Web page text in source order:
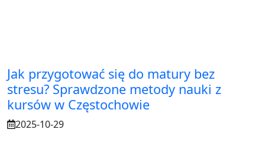
Jak przygotować się do matury bez
stresu? Sprawdzone metody nauki z
kursów w Częstochowie
2025-10-29